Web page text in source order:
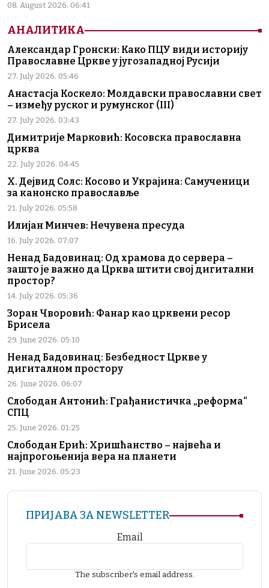
08. August 2026. 06:41
АНАЛИТИКА
Александар Гронски: Како ПЦУ види историју
Православне Цркве у југозападној Русији
27. July 2026. 05:46
Анастасја Коскело: Молдавски православни свет
– између руског и румунског (III)
27. July 2026. 03:43
Димитрије Марковић: Косовска православна
црква
22. July 2026. 04:45
Х. Дејвид Солс: Косово и Украјина: Самученици
за канонско православље
21. July 2026. 05:58
Илијан Минчев: Нечувена пресуда
16. July 2026. 07:07
Ненад Бадовинац: Од храмова до сервера –
зашто је важно да Црква штити свој дигитални
простор?
14. July 2026. 05:36
Зоран Чворовић: Фанар као црквени ресор
Брисела
29. June 2026. 05:10
Ненад Бадовинац: Безбедност Цркве у
дигиталном простору
26. June 2026. 06:07
Слободан Антонић: Грађанистичка „реформа“
СПЦ
25. June 2026. 01:25
Слободан Ерић: Хришћанство – највећа и
најпрогоњенија вера на планети
21. June 2026. 05:23
ПРИЈАВА ЗА NEWSLETTER
Email
The subscriber's email address.